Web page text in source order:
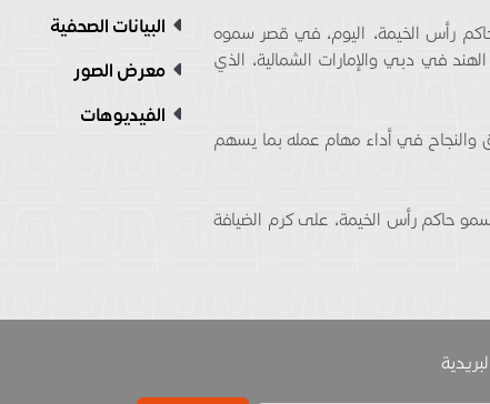
رأس الخيمة، اليوم، في قصر سموه
في دبي والإمارات الشمالية، الذي
والنجاح في أداء مهام عمله بما يسهم
حاكم رأس الخيمة، على كرم الضيافة
البيانات الصحفية
معرض الصور
الفيديوهات